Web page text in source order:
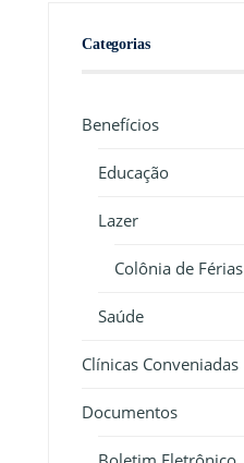
Categorias
Benefícios
Educação
Lazer
Colônia de Férias
Saúde
Clínicas Conveniadas
Documentos